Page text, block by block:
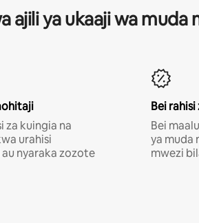
ajili ya ukaaji wa muda
za kuingia na
urahisi
nyaraka zozote
Bei
Bei
ya muda
mwezi